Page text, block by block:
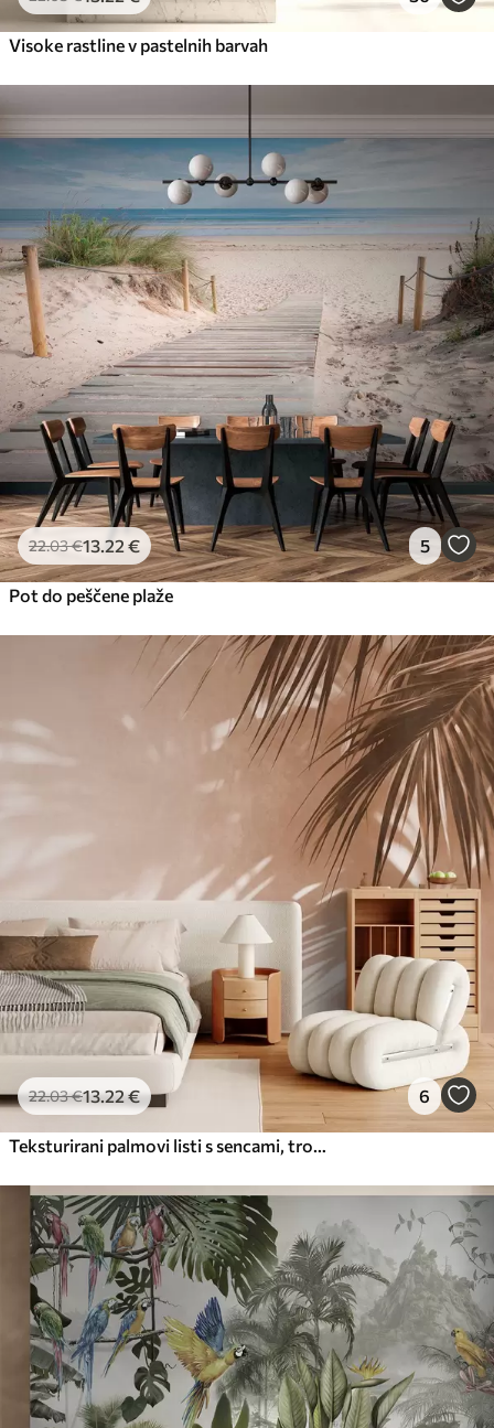
Visoke rastline v pastelnih barvah
22.03€13 .22 € 5
Pot do peščene plaže
22.03€13.22€ 6